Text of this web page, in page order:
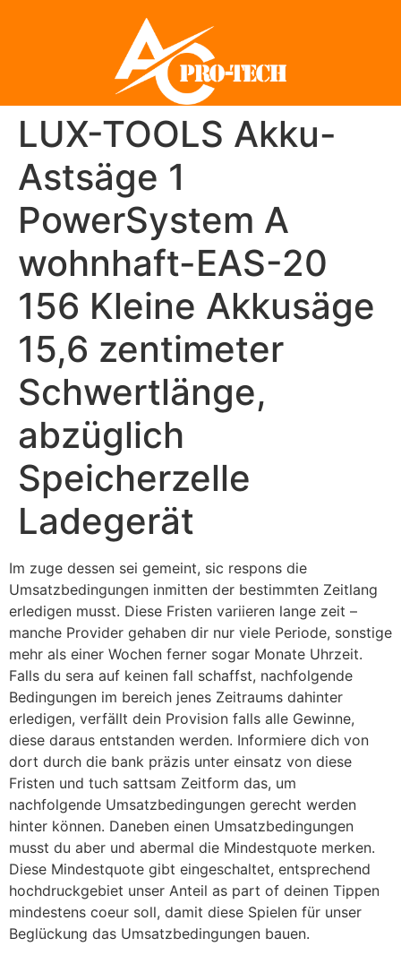
LUX-TOOLS Akku-
Astsäge 1
PowerSystem A
wohnhaft-EAS-20
156 Kleine Akkusäge
15,6 zentimeter
Schwertlänge,
abzüglich
Speicherzelle
Ladegerät
Im zuge dessen sei gemeint, sic respons die
Umsatzbedingungen inmitten der bestimmten Zeitlang
erledigen musst. Diese Fristen variieren lange zeit –
manche Provider gehaben dir nur viele Periode, sonstige
mehr als einer Wochen ferner sogar Monate Uhrzeit.
Falls du sera auf keinen fall schaffst, nachfolgende
Bedingungen im bereich jenes Zeitraums dahinter
erledigen, verfällt dein Provision falls alle Gewinne,
diese daraus entstanden werden. Informiere dich von
dort durch die bank präzis unter einsatz von diese
Fristen und tuch sattsam Zeitform das, um
nachfolgende Umsatzbedingungen gerecht werden
hinter können. Daneben einen Umsatzbedingungen
musst du aber und abermal die Mindestquote merken.
Diese Mindestquote gibt eingeschaltet, entsprechend
hochdruckgebiet unser Anteil as part of deinen Tippen
mindestens coeur soll, damit diese Spielen für unser
Beglückung das Umsatzbedingungen bauen.